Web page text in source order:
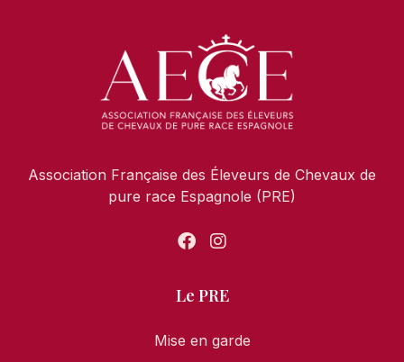
Association Française des Éleveurs de Chevaux de
pure race Espagnole (PRE)
Le PRE
Mise en garde